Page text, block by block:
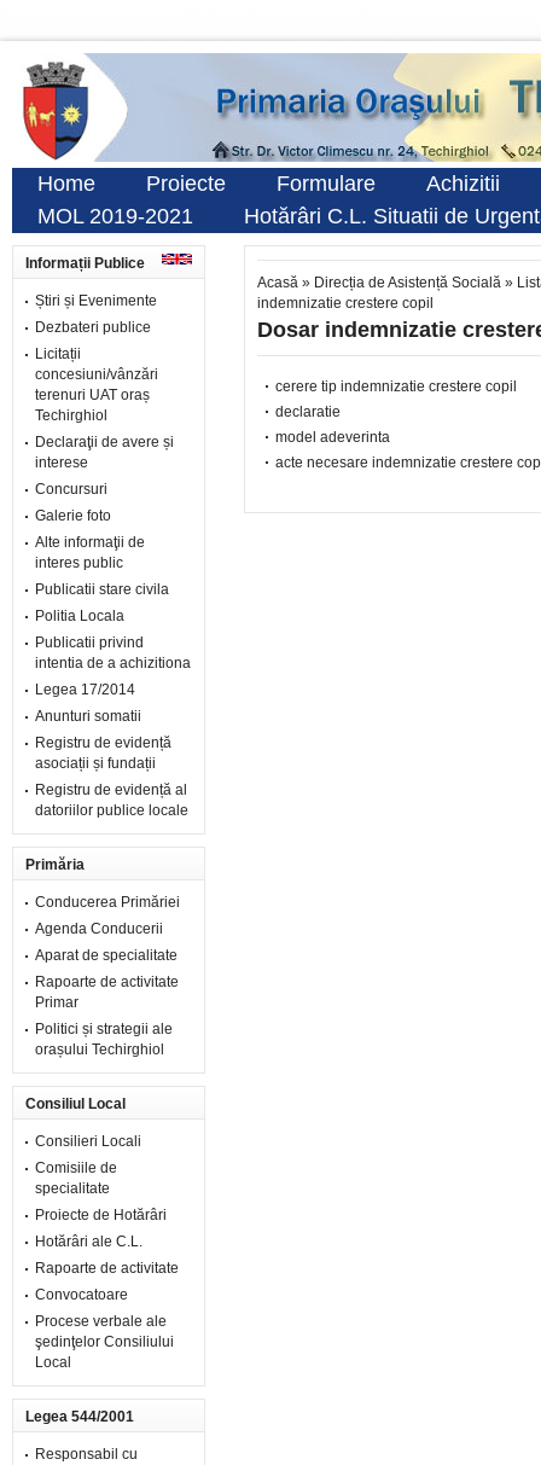
Home Proiecte Formulare
Achizitii
MOL 2019-2021
Hotărâri C.L. Situatii de
Informații Publice
Știri și Evenimente
Dezbateri publice
Licitații
concesiuni/vânzări
terenuri UAT oraș
Techirghiol
Declaraţii de avere și
interese
Concursuri
Galerie foto
Alte informaţii de
interes public
Publicatii stare civila
Politia Locala
Publicatii privind
intentia de a achizitiona
Legea 17/2014
Anunturi somatii
Registru de evidență
asociații și fundații
Registru de evidență al
datoriilor publice locale
Primăria
Conducerea Primăriei
Agenda Conducerii
Aparat de specialitate
Rapoarte de activitate
Primar
Politici și strategii ale
orașului Techirghiol
Consiliul Local
Consilieri Locali
Comisiile de
specialitate
Proiecte de Hotărâri
Hotărâri ale C.L.
Rapoarte de activitate
Convocatoare
Procese verbale ale
şedinţelor Consiliului
Local
Legea 544/2001
Responsabil cu
Acasă » Direcția de Asistență Socială »
indemnizatie crestere copil
Dosar indemnizatie
cerere tip indemnizatie crestere copil
declaratie
model adeverinta
acte necesare indemnizatie crestere